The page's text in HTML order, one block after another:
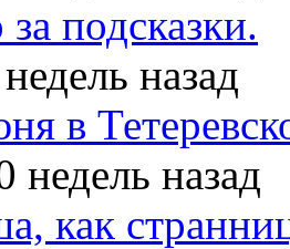
подсказки.
назад
в
недель назад
как